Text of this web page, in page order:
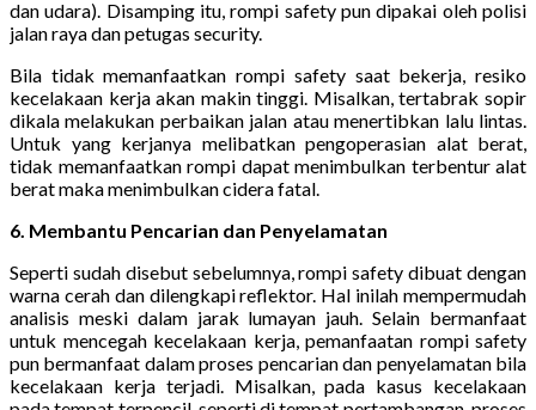
dan udara). Disamping itu, rompi safety pun dipakai oleh polisi
jalan raya dan petugas security.
Bila tidak memanfaatkan rompi safety saat bekerja, resiko
kecelakaan kerja akan makin tinggi. Misalkan, tertabrak sopir
dikala melakukan perbaikan jalan atau menertibkan lalu lintas.
Untuk yang kerjanya melibatkan pengoperasian alat berat,
tidak memanfaatkan rompi dapat menimbulkan terbentur alat
berat maka menimbulkan cidera fatal.
6. Membantu Pencarian dan Penyelamatan
Seperti sudah disebut sebelumnya, rompi safety dibuat dengan
warna cerah dan dilengkapi reflektor. Hal inilah mempermudah
analisis meski dalam jarak lumayan jauh. Selain bermanfaat
untuk mencegah kecelakaan kerja, pemanfaatan rompi safety
pun bermanfaat dalam proses pencarian dan penyelamatan bila
kecelakaan kerja terjadi. Misalkan, pada kasus kecelakaan